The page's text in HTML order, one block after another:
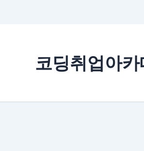
코딩취업아카